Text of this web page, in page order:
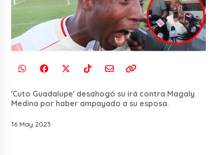
'Cuto Guadalupe' desahogó su irá contra Magaly
Medina por haber ampayado a su esposa.
16 May 2023